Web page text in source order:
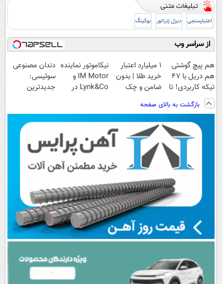
اعتبارسنجی دیزل ژنراتور بوکینگ
از سراسر وب
هم پیچ گوشتی
هم دریل با 47
تیکه کاربردی! تا
تخفیف داره
بخرش!🔥
۱ میلیارد اعتبار
خرید طلا | بدون
ضامن و چک
نیکاموتور نماینده
IM Motor و
Lynk&Co در
دندان مصنوعی
سوئیسی:
جدیدترین
پرداخت قسطی
بازگشت به بالای صفحه